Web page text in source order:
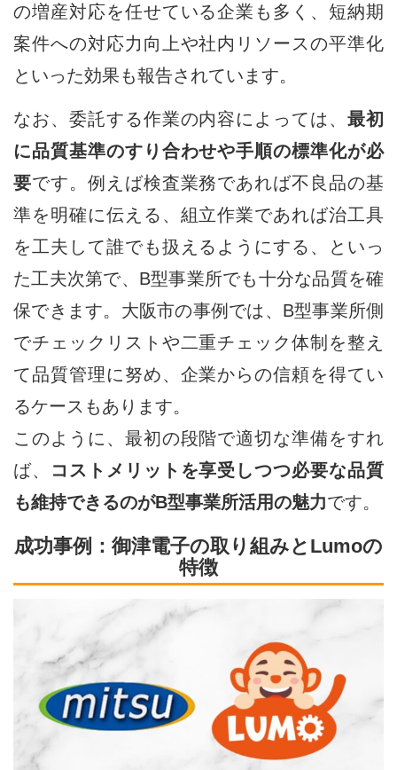
の増産対応を任せている企業も多く、短納期
案件への対応力向上や社内リソースの平準化
といった効果も報告されています。
なお、委託する作業の内容によっては、最初
に品質基準のすり合わせや手順の標準化が必
要です。例えば検査業務であれば不良品の基
準を明確に伝える、組立作業であれば治工具
を工夫して誰でも扱えるようにする、といっ
た工夫次第で、B型事業所でも十分な品質を確
保できます。大阪市の事例では、B型事業所側
でチェックリストや二重チェック体制を整え
て品質管理に努め、企業からの信頼を得てい
るケースもあります。
このように、最初の段階で適切な準備をすれ
ば、
コストメリットを享受しつつ必要な品質
も維持できるのがB型事業所活用の魅力です。
成功事例：御津電子の取り組みとLumoの
特徴